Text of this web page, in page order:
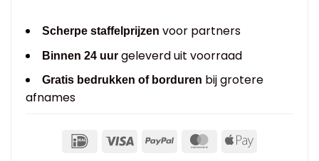
Scherpe staffelprijzen voor partners
Binnen 24 uurgeleverd uit voorraad
Gratis bedrukken of borduren bij grotere
afnames